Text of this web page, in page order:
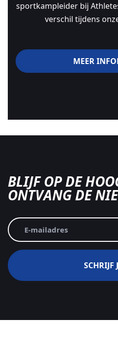
sportkampleider bij
verschil tijdens
MEER
BLIJF OP DE
ONTVANG DE
E-
mailadres
(Vereist)